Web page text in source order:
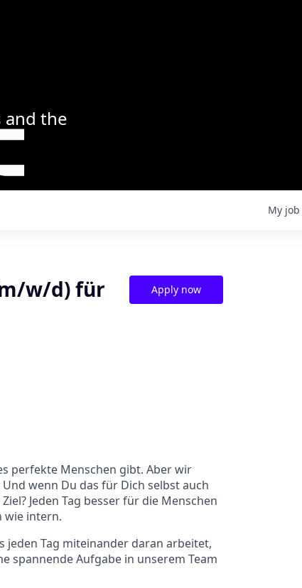
the
My job
w/d) für
Apply now
perfekte Menschen gibt. Aber wir
wenn Du das für Dich selbst auch
Jeden Tag besser für die Menschen
wie intern.
jeden Tag miteinander daran arbeitet,
spannende Aufgabe in unserem Team